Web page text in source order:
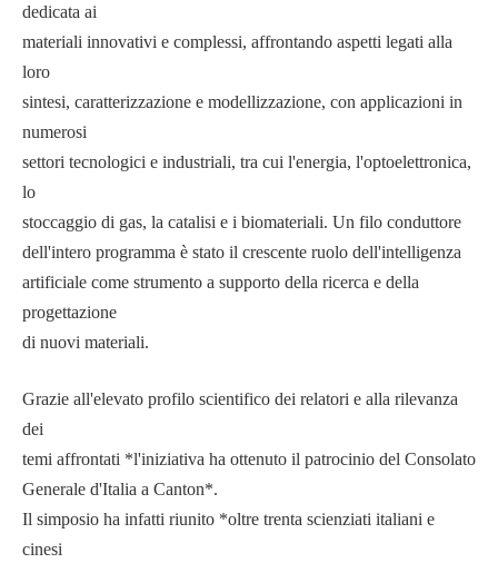
dedicata ai
materiali innovativi e complessi, affrontando aspetti legati alla
loro
sintesi, caratterizzazione e modellizzazione, con applicazioni in
numerosi
settori tecnologici e industriali, tra cui l'energia, l'optoelettronica,
lo
stoccaggio di gas, la catalisi e i biomateriali. Un filo conduttore
dell'intero programma è stato il crescente ruolo dell'intelligenza
artificiale come strumento a supporto della ricerca e della
progettazione
di nuovi materiali.
Grazie all'elevato profilo scientifico dei relatori e alla rilevanza
dei
temi affrontati *l'iniziativa ha ottenuto il patrocinio del Consolato
Generale d'Italia a Canton*.
Il simposio ha infatti riunito *oltre trenta scienziati italiani e
cinesi